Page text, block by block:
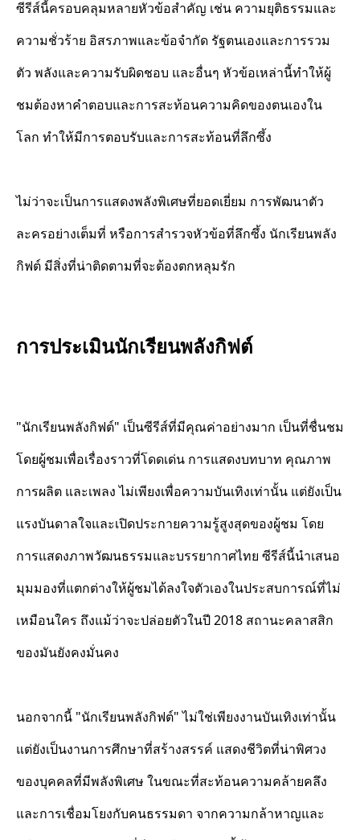
ซีรีส์นี้ครอบคลุมหลายหัวข้อสำคัญ เช่น ความยุติธรรมและ
ความชั่วร้าย อิสรภาพและข้อจำกัด รัฐตนเองและการรวม
ตัว พลังและความรับผิดชอบ และอื่นๆ หัวข้อเหล่านี้ทำให้ผู้
ชมต้องหาคำตอบและการสะท้อนความคิดของตนเองใน
โลก ทำให้มีการตอบรับและการสะท้อนที่ลึกซึ้ง
ไม่ว่าจะเป็นการแสดงพลังพิเศษที่ยอดเยี่ยม การพัฒนาตัว
ละครอย่างเต็มที่ หรือการสำรวจหัวข้อที่ลึกซึ้ง นักเรียนพลัง
กิฟต์ มีสิ่งที่น่าติดตามที่จะต้องตกหลุมรัก
การประเมินนักเรียนพลังกิฟต์
"นักเรียนพลังกิฟต์" เป็นซีรีส์ที่มีคุณค่าอย่างมาก เป็นที่ชื่นชม
โดยผู้ชมเพื่อเรื่องราวที่โดดเด่น การแสดงบทบาท คุณภาพ
การผลิต และเพลง ไม่เพียงเพื่อความบันเทิงเท่านั้น แต่ยังเป็น
แรงบันดาลใจและเปิดประกายความรู้สูงสุดของผู้ชม โดย
การแสดงภาพวัฒนธรรมและบรรยากาศไทย ซีรีส์นี้นำเสนอ
มุมมองที่แตกต่างให้ผู้ชมได้ลงใจตัวเองในประสบการณ์ที่ไม่
เหมือนใคร ถึงแม้ว่าจะปล่อยตัวในปี 2018 สถานะคลาสสิก
ของมันยังคงมั่นคง
นอกจากนี้ "นักเรียนพลังกิฟต์" ไม่ใช่เพียงงานบันเทิงเท่านั้น
แต่ยังเป็นงานการศึกษาที่สร้างสรรค์ แสดงชีวิตที่น่าพิศวง
ของบุคคลที่มีพลังพิเศษ ในขณะที่สะท้อนความคล้ายคลึง
และการเชื่อมโยงกับคนธรรมดา จากความกล้าหาญและ